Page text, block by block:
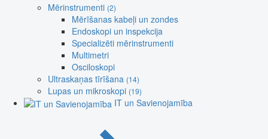
Mērinstrumenti (2)
Mērīšanas kabeļi un zondes
Endoskopi un inspekcija
Specializēti mērinstrumenti
Multimetri
Osciloskopi
Ultraskaņas tīrīšana (14)
Lupas un mikroskopi (19)
IT un Savienojamība